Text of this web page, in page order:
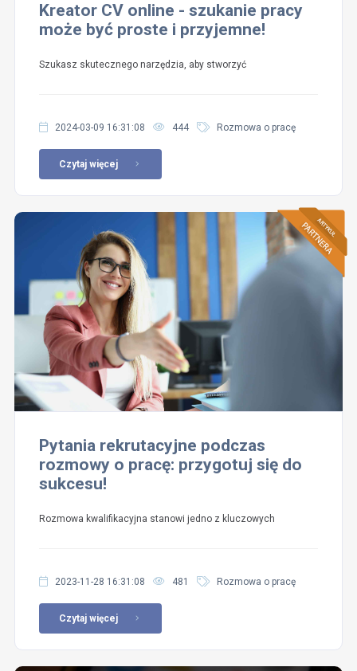
Kreator CV online - szukanie pracy
może być proste i przyjemne!
Szukasz skutecznego narzędzia, aby stworzyć
2024-03-09 16:31:08 444 Rozmowa o pracę
Czytaj więcej
Pytania rekrutacyjne podczas
rozmowy o pracę: przygotuj się do
sukcesu!
Rozmowa kwalifikacyjna stanowi jedno z kluczowych
2023-11-28 16:31:08 481 Rozmowa o pracę
Czytaj więcej